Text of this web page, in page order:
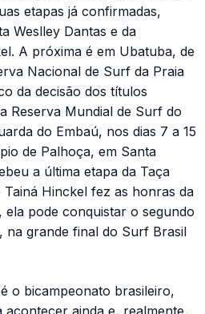
etapas já confirmadas,
Weslley Dantas e da
A próxima é em Ubatuba, de
Nacional de Surf da Praia
da decisão dos títulos
Reserva Mundial de Surf do
do Embaú, nos dias 7 a 15
de Palhoça, em Santa
a última etapa da Taça
Hinckel fez as honras da
pode conquistar o segundo
na grande final do Surf Brasil
o bicampeonato brasileiro,
acontecer ainda e, realmente,